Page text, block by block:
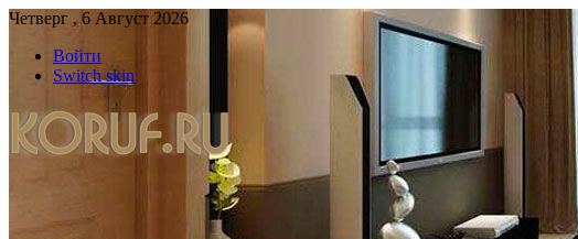
Четверг , 6 Август 2026
Войти
Switch skin